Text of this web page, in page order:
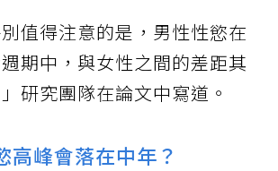
別值得注意的是，男性性慾在
期中，與女性之間的差距其
研究團隊在論文中寫道。
高峰會落在中年？